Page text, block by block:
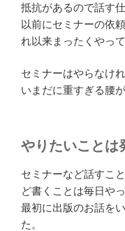
抵抗があるので話す
以前にセミナーの依
れ以来まったくやって
セミナーはやらなけ
いまだに重すぎる腰
やりたいことは
セミナーなど話すこ
ど書くことは毎日や
最初に出版のお話を
た。